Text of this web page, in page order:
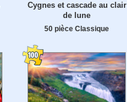
Cygnes et cascade au clair
de lune
50 pièce Classique